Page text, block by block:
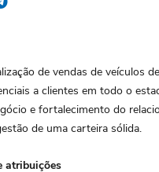
de vendas de veículos
a clientes em todo o
e fortalecimento do
de uma carteira sólida.
atribuições